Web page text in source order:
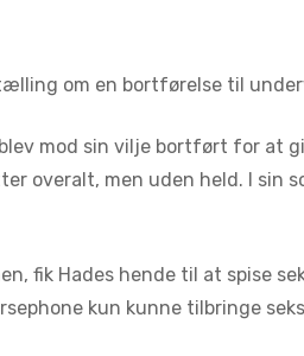
om en bortførelse til
mod sin vilje bortført for at
overalt, men uden held. I
fik Hades hende til at spise
kun kunne tilbringe